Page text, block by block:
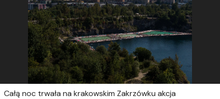
Całą noc trwała na krakowskim Zakrzówku akcja